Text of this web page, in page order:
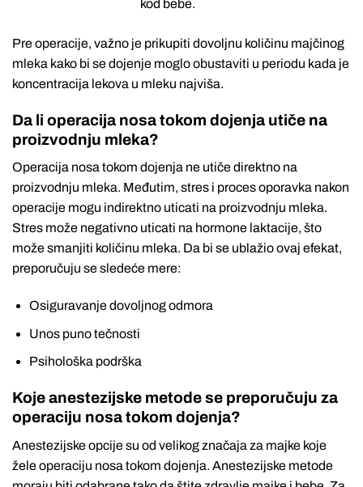
kod bebe.
Pre operacije, važno je prikupiti dovoljnu količinu majčinog
mleka kako bi se dojenje moglo obustaviti u periodu kada je
koncentracija lekova u mleku najviša.
Da li operacija nosa tokom dojenja utiče na
proizvodnju mleka?
Operacija nosa tokom dojenja ne utiče direktno na
proizvodnju mleka. Međutim, stres i proces oporavka nakon
operacije mogu indirektno uticati na proizvodnju mleka.
Stres može negativno uticati na hormone laktacije, što
može smanjiti količinu mleka. Da bi se ublažio ovaj efekat,
preporučuju se sledeće mere:
Osiguravanje dovoljnog odmora
Unos puno tečnosti
Psihološka podrška
Koje anestezijske metode se preporučuju za
operaciju nosa tokom dojenja?
Anestezijske opcije su od velikog značaja za majke koje
žele operaciju nosa tokom dojenja. Anestezijske metode